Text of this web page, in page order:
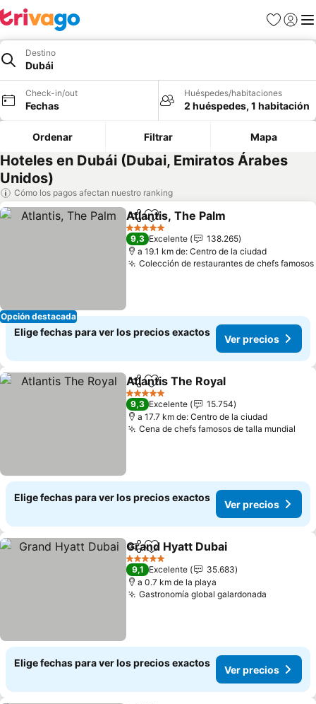
Favoritos
Iniciar
Destino
Dubái
Check-in/out
Fechas
Huéspedes/habitaciones
2 huéspedes, 1 habitación
Ordenar Filtrar Mapa
Hoteles en Dubái (Dubai, Emiratos Árabes
Unidos)
Cómo los pagos afectan nuestro ranking
Opción destacada
CompartirAgregar a favoritos
Atlantis, The Palm
5 Estrellas
9,3 Excelente
138.265
a 19.1 km de: Centro de la ciudad
Colección de restaurantes de chefs famosos
Elige fechas para ver los precios exactos
Ver precios
CompartirAgregar a favoritos
Atlantis The Royal
5 Estrellas
9,3 Excelente
15.754
a 17.7 km de: Centro de la ciudad
Cena de chefs famosos de talla mundial
Elige fechas para ver los precios exactos
Ver precios
CompartirAgregar a favoritos
Grand Hyatt Dubai
5 Estrellas
9,1 Excelente
35.683
a 0.7 km de la playa
Gastronomía global galardonada
Elige fechas para ver los precios exactos
Ver precios